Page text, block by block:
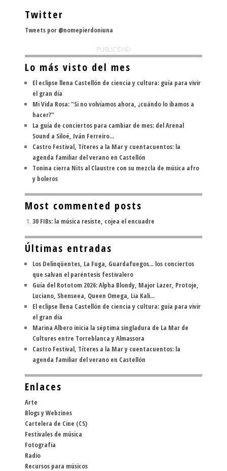
Twitter
Tweets por @nomepierdoniuna
PUBLICIDAD
Lo más visto del mes
El eclipse llena Castellón de ciencia y cultura: guía para vivir
el gran día
Mi Vida Rosa: "Si no volvíamos ahora, ¿cuándo lo íbamos a
hacer?"
La guía de conciertos para cambiar de mes: del Arenal
Sound a Siloé, Iván Ferreiro...
Castro Festival, Títeres a la Mar y cuentacuentos: la
agenda familiar del verano en Castellón
Tonina cierra Nits al Claustre con su mezcla de música afro
y boleros
Most commented posts
30 FIBs: la música resiste, cojea el encuadre
Últimas entradas
Los Delinqüentes, La Fuga, Guardafuegos... los conciertos
que salvan el paréntesis festivalero
Guía del Rototom 2026: Alpha Blondy, Major Lazer, Protoje,
Luciano, Shenseea, Queen Omega, Lia Kali...
El eclipse llena Castellón de ciencia y cultura: guía para vivir
el gran día
Marina Albero inicia la séptima singladura de La Mar de
Cultures entre Torreblanca y Almassora
Castro Festival, Títeres a la Mar y cuentacuentos: la
agenda familiar del verano en Castellón
Enlaces
Arte
Blogs y Webzines
Cartelera de Cine (CS)
Festivales de música
Fotografía
Radio
Recursos para músicos